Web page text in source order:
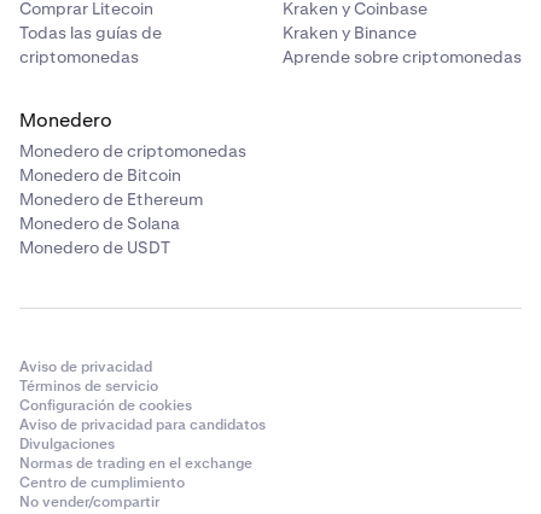
Comprar Litecoin
Todas las guías de
criptomonedas
Kraken y Coinbase
Kraken y Binance
Aprende sobre criptomonedas
Monedero
Monedero de criptomonedas
Monedero de Bitcoin
Monedero de Ethereum
Monedero de Solana
Monedero de USDT
Aviso de privacidad
Términos de servicio
Configuración de cookies
Aviso de privacidad para candidatos
Divulgaciones
Normas de trading en el exchange
Centro de cumplimiento
No vender/compartir